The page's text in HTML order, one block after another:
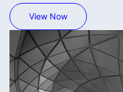
View Now